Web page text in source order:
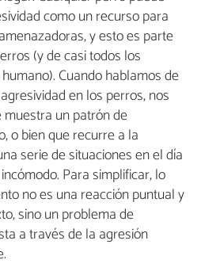
como un recurso para
y esto es parte
(y de casi todos los
Cuando hablamos de
en los perros, nos
un patrón de
o bien que recurre a la
serie de situaciones en el día
Para simplificar, lo
no es una reacción puntual y
sino un problema de
a través de la agresión